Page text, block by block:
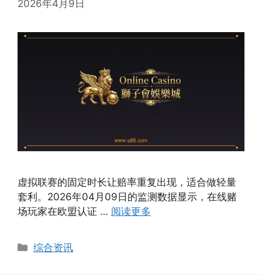
2026年4月9日
虚拟联赛的固定时长让赔率重复出现，适合做轻量
套利。2026年04月09日的监测数据显示，在线赌
场玩家在欧盟认证 … 阅读更多
Categories
综合资讯